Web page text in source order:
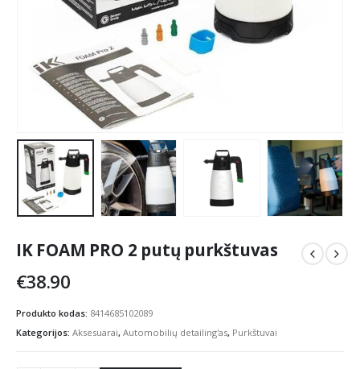
IK FOAM PRO 2 putų purkštuvas
€38.90
Produkto kodas: 8414685102089
Kategorijos: Aksesuarai, Automobilių detailing'as, Purkštuvai